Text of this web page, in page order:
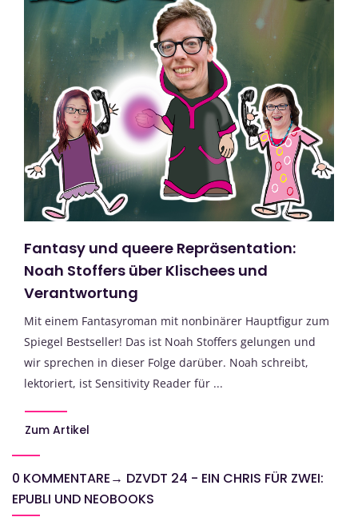
Fantasy und queere Repräsentation:
Noah Stoffers über Klischees und
Verantwortung
Mit einem Fantasyroman mit nonbinärer Hauptfigur zum
Spiegel Bestseller! Das ist Noah Stoffers gelungen und
wir sprechen in dieser Folge darüber. Noah schreibt,
lektoriert, ist Sensitivity Reader für ...
Zum Artikel
0 KOMMENTARE→ DZVDT 24 - EIN CHRIS FÜR ZWEI:
EPUBLI UND NEOBOOKS